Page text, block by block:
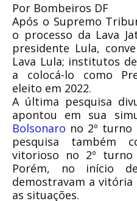
Por Bombeiros DF
Após o Supremo
o processo da Lava
presidente Lula,
Lava Lula; institutos
a colocá-lo como
eleito em 2022.
A última pesquisa
apontou em sua
Bolsonaro no 2º turno
pesquisa também
vitorioso no 2º turno
Porém, no início
demostravam a
as situações.